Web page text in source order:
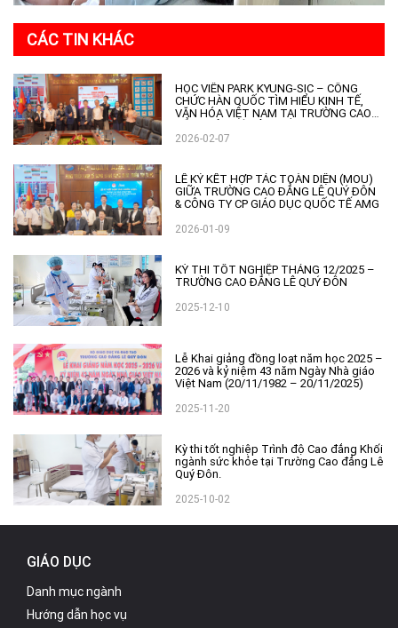
CÁC TIN KHÁC
HỌC VIÊN PARK KYUNG-SIC – CÔNG
CHỨC HÀN QUỐC TÌM HIỂU KINH TẾ,
VĂN HÓA VIỆT NAM TẠI TRƯỜNG CAO
2026-02-07
LỄ KÝ KẾT HỢP TÁC TOÀN DIỆN (MOU)
GIỮA TRƯỜNG CAO ĐẲNG LÊ QUÝ ĐÔN
& CÔNG TY CP GIÁO DỤC QUỐC TẾ AMG
2026-01-09
KỲ THI TỐT NGHIỆP THÁNG 12/2025 –
TRƯỜNG CAO ĐẲNG LÊ QUÝ ĐÔN
2025-12-10
Lễ Khai giảng đồng loạt năm học 2025 –
2026 và kỷ niệm 43 năm Ngày Nhà giáo
Việt Nam (20/11/1982 – 20/11/2025)
2025-11-20
Kỳ thi tốt nghiệp Trình độ Cao đẳng Khối
ngành sức khỏe tại Trường Cao đẳng Lê
Quý Đôn.
2025-10-02
GIÁO DỤC
Danh mục ngành
Hướng dẫn học vụ